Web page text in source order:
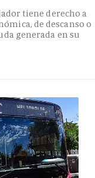
tiene derecho a
de descanso o
generada en su